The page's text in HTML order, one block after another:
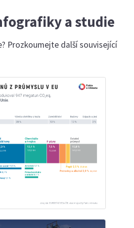
a studie
Prozkoumejte další související